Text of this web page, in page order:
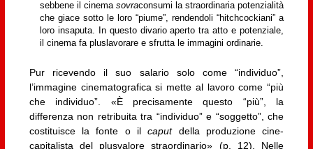
sebbene il cinema sovraconsumi la straordinaria potenzialità
che giace sotto le loro “piume”, rendendoli “hitchcockiani” a
loro insaputa. In questo divario aperto tra atto e potenziale,
il cinema fa pluslavorare e sfrutta le immagini ordinarie.
Pur ricevendo il suo salario solo come “individuo”,
l’immagine cinematografica si mette al lavoro come “più
che individuo”. «È precisamente questo “più”, la
differenza non retribuita tra “individuo” e “soggetto”, che
costituisce la fonte o ilcaputdella produzione cine-
capitalista del plusvalore straordinario» (p. 12). Nelle